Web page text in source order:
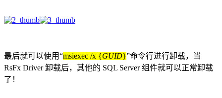
最后就可以使用“msiexec /x {GUID}”命令行进行卸载，当
RsFx Driver 卸载后，其他的 SQL Server 组件就可以正常卸载
了！